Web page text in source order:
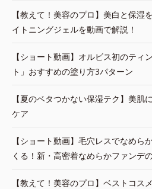
【教えて！美容のプロ】美白と保湿
イトニングジェルを動画で解説！
【ショート動画】オルビス初のティ
ト」おすすめの塗り方3パターン
【夏のベタつかない保湿テク】美肌
ケア
【ショート動画】毛穴レスでなめら
くる！新・高密着なめらかファンデ
【教えて！美容のプロ】ベストコス